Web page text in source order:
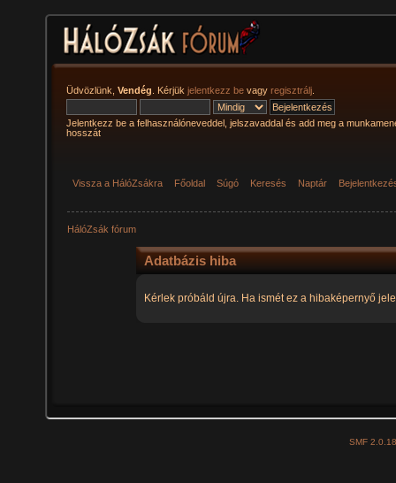
Üdvözlünk, Vendég . Kérjük jelentkezz be vagy regisztrálj
Jelentkezz be a felhasználóneveddel, jelszavaddal és add meg a
hosszát
Vissza a HálóZsákra Főoldal Súgó Keresés Naptár
HálóZsák fórum
Adatbázis hiba
Kérlek próbáld újra. Ha ismét ez a hibaképernyő
SMF 2.0.18